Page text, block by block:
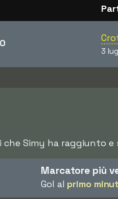
3
che Simy ha raggiunto
Marcatore più
Gol al primo